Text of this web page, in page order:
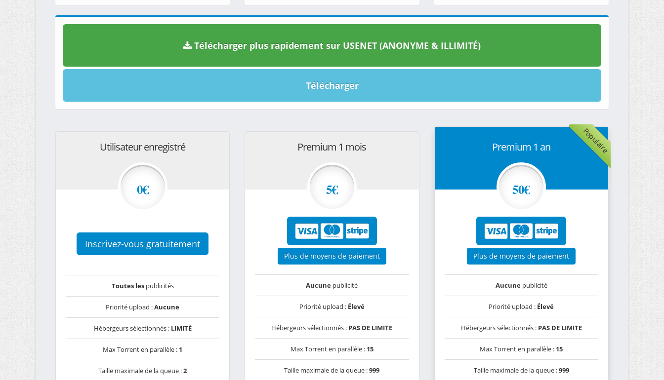
Télécharger plus rapidement sur USENET (ANONYME & ILLIMITÉ)
Télécharger
Utilisateur enregistré
0€
Inscrivez-vous gratuitement
Toutes lespublicités
Priorité upload :Aucune
Hébergeurs sélectionnés : LIMITÉ
Max Torrent en parallèle : 1
Taille maximale de la queue :2
Premium 1 mois
5€
Plus de moyens de paiement
Aucune publicité
Priorité upload : Élevé
Hébergeurs sélectionnés : PAS DE LIMITE
Max Torrent en parallèle : 15
Taille maximale de la queue :999
Populaire
Premium 1 an
50€
Plus de moyens de paiement
Aucunepublicité
Priorité upload : Élevé
Hébergeurs sélectionnés : PAS DE LIMITE
Max Torrent en parallèle : 15
Taille maximale de la queue :999